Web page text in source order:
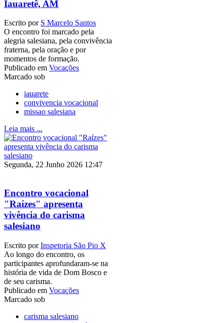
Iauaretê, AM
Escrito por S Marcelo Santos
O encontro foi marcado pela
alegria salesiana, pela convivência
fraterna, pela oração e por
momentos de formação.
Publicado em Vocações
Marcado sob
iauarete
convivencia vocacional
missao salesiana
Leia mais ...
Segunda, 22 Junho 2026 12:47
Encontro vocacional
"Raízes" apresenta
vivência do carisma
salesiano
Escrito porInspetoria São Pio X
Ao longo do encontro, os
participantes aprofundaram-se na
história de vida de Dom Bosco e
de seu carisma.
Publicado em Vocações
Marcado sob
carisma salesiano